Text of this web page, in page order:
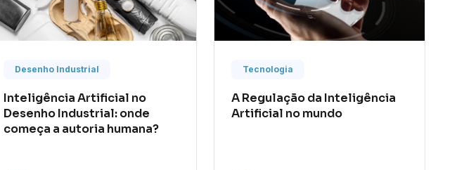
Desenho Industrial
Inteligência Artificial no
Desenho Industrial: onde
começa a autoria humana?
Tecnologia
A Regulação da Inteligência
Artificial no mundo